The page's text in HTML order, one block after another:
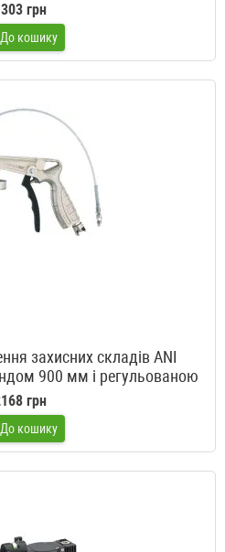
грн
До кошику
захисних складів ANI
900 мм і регульованою
грн
До кошику